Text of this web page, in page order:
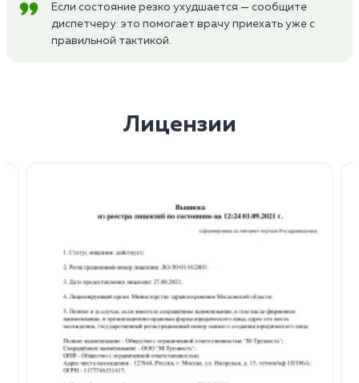
Если состояние резко ухудшается — сообщите
диспетчеру: это помогает врачу приехать уже с
правильной тактикой.
Лицензии